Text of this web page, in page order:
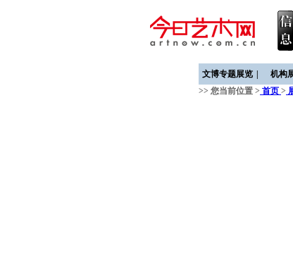
文博专题展览 机构
>> 您当前位置 > 首页 >